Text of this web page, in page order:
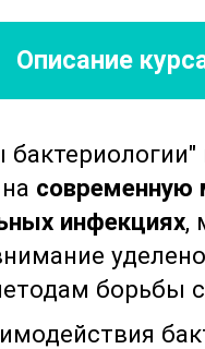
Описание
современную
инфекциях,
борьбы